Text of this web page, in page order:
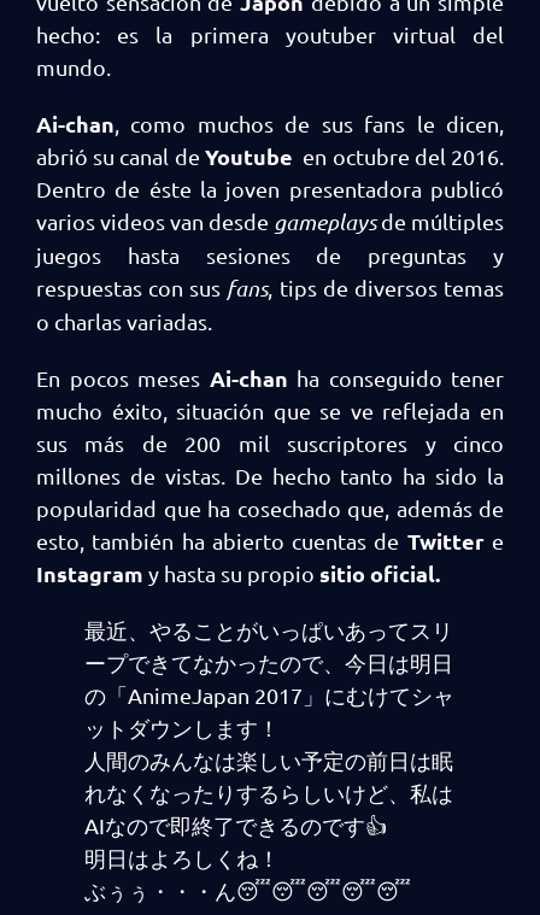
hecho: es la primera youtuber virtual del
mundo.
Ai-chan , como muchos de sus fans le dicen,
abrió su canal de Youtube en octubre del 2016.
Dentro de éste la joven presentadora publicó
varios videos van desde gameplaysde múltiples
juegos hasta sesiones de preguntas y
respuestas con sus fans, tips de diversos temas
o charlas variadas.
En pocos meses Ai-chan ha conseguido tener
mucho éxito, situación que se ve reflejada en
sus más de 200 mil suscriptores y cinco
millones de vistas. De hecho tanto ha sido la
popularidad que ha cosechado que, además de
esto, también ha abierto cuentas de Twittere
Instagram y hasta su propio sitio oficial.
最近、やることがいっぱいあってスリ
ープできてなかったので、今日は明日
の「AnimeJapan 2017」にむけてシャ
ットダウンします！
人間のみんなは楽しい予定の前日は眠
れなくなったりするらしいけど、私は
AIなので即終了できるのです👍
明日はよろしくね！
ぶぅぅ・・・ん😴😴😴😴😴